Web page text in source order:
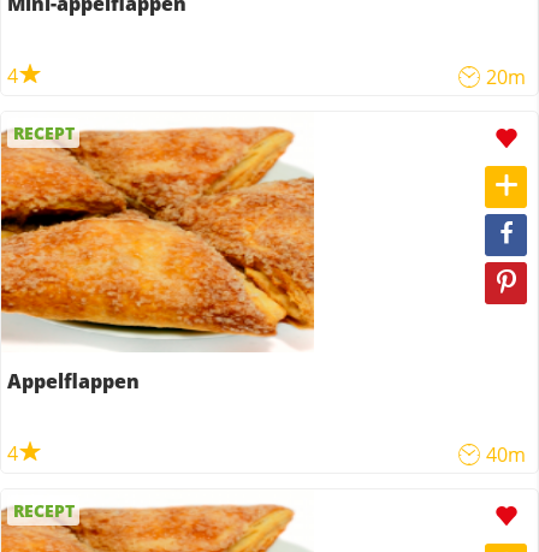
4 20m
RECEPT
Appelflappen
4 40m
RECEPT